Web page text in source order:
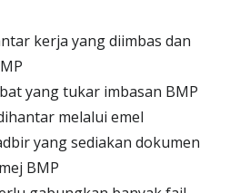
kerja yang diimbas dan
yang tukar imbasan BMP
melalui emel
yang sediakan dokumen
BMP